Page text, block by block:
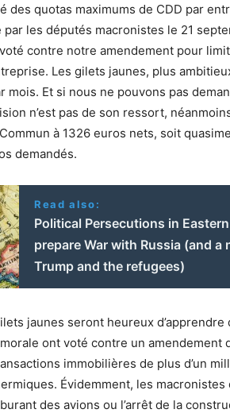
des quotas maximums de CDD par
par les députés macronistes le 21
contre notre amendement pour
Les gilets jaunes, plus
mois. Et si nous ne pouvons pas
n’est pas de son ressort,
à 1326 euros nets, soit
demandés.
Read also:
Political Persecutions in
prepare War with Russia (and a
Trump and the refugees)
jaunes seront heureux
ont voté contre un amendement
immobilières de plus d’un
Évidemment, les macronistes
des avions ou l’arrêt de la